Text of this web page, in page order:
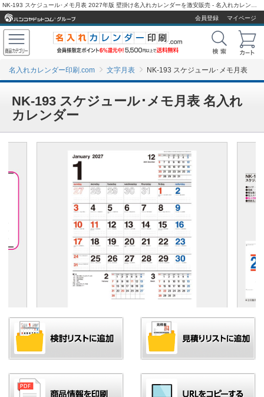
会員登録
マイページ
名入れカレンダー印刷.com 文字月表 NK-193 スケジュール･メモ月表
NK-193 スケジュール･メモ月表 名入れ
カレンダー